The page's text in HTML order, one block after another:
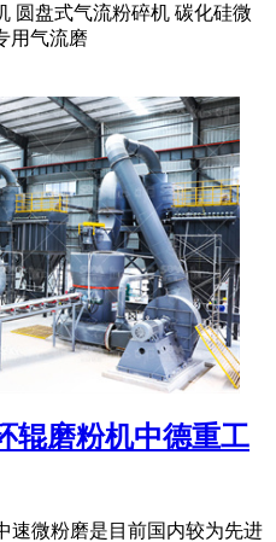
圆盘式气流粉碎机 碳化硅微
用气流磨
辊磨粉机中德重工
速微粉磨是目前国内较为先进